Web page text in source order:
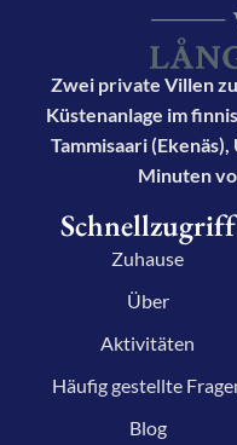
Zwei private Villen
Küstenanlage im
Tammisaari
Minuten
Schnellzugriff
Zuhause
Über
Aktivitäten
Häufig gestellte
Blog